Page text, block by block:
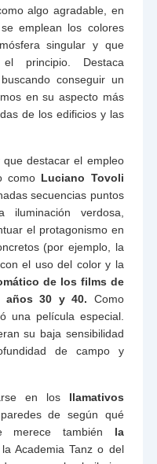
algo agradable, en
emplean los colores
singular y que
principio. Destaca
conseguir un
en su aspecto más
de los edificios y las
destacar el empleo
como Luciano Tovoli
secuencias puntos
verdosa,
el protagonismo en
(por ejemplo, la
el uso del color y la
de los films de
años 30 y 40. Como
una película especial.
su baja sensibilidad
de campo y
en los llamativos
de según qué
merece también la
Academia Tanz o del